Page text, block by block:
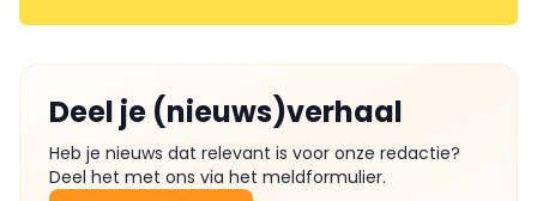
Deel je (nieuws)verhaal
Heb je nieuws dat relevant is voor onze redactie?
Deel het met ons via het meldformulier.